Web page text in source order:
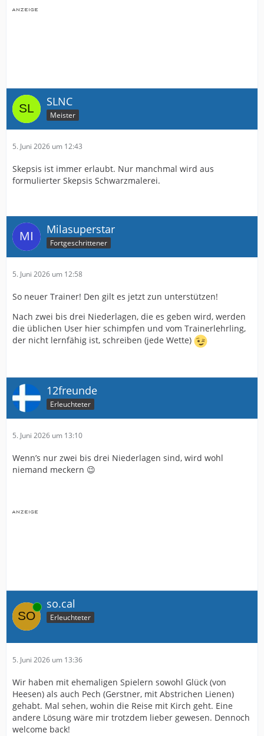
SLNC
Meister
5. Juni 2026 um 12:43
Skepsis ist immer erlaubt. Nur manchmal wird aus
formulierter Skepsis Schwarzmalerei.
Milasuperstar
Fortgeschrittener
5. Juni 2026 um 12:58
So neuer Trainer! Den gilt es jetzt zun unterstützen!
Nach zwei bis drei Niederlagen, die es geben wird, werden
die üblichen User hier schimpfen und vom Trainerlehrling,
der nicht lernfähig ist, schreiben (jede Wette)
12freunde
Erleuchteter
5. Juni 2026 um 13:10
Wenn’s nur zwei bis drei Niederlagen sind, wird wohl
niemand meckern 😉
Online so.cal
Erleuchteter
5. Juni 2026 um 13:36
Wir haben mit ehemaligen Spielern sowohl Glück (von
Heesen) als auch Pech (Gerstner, mit Abstrichen Lienen)
gehabt. Mal sehen, wohin die Reise mit Kirch geht. Eine
andere Lösung wäre mir trotzdem lieber gewesen. Dennoch
welcome back!